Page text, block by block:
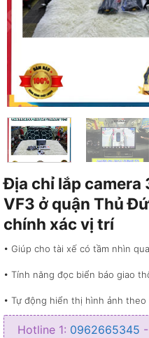
Địa chỉ lắp camera
VF3 ở quận Thủ
chính xác vị trí
• Giúp cho tài xế có tầm nhìn
• Tính năng đọc biển báo giao
• Tự động hiển thị hình ảnh
• Giúp hỗ trợ người lái xe tránh
Hotline 1: 0962665345